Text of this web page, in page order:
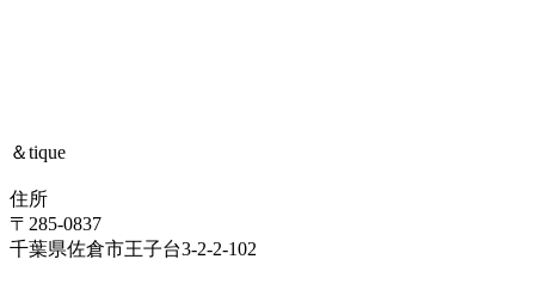
＆tique
住所
〒285-0837
千葉県佐倉市王子台3-2-2-102